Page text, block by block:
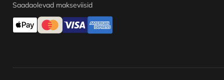
Saadaolevad makseviisid